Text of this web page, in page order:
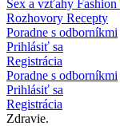
Sex a vzťahy Fashion
Rozhovory Recepty
Poradne s odborníkmi
Prihlásiť sa
Registrácia
Poradne s odborníkmi
Prihlásiť sa
Registrácia
Zdravie.